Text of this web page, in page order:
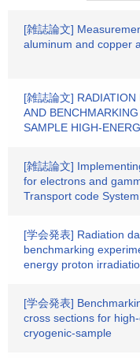
[雑誌論文]
aluminum and copper
[雑誌論文]
AND
SAMPLE HIGH-
[雑誌論文]
for electrons and
Transport code System
[学会発表] Radiation
benchmarking
energy proton
[学会発表]
cross sections for
cryogenic-sample